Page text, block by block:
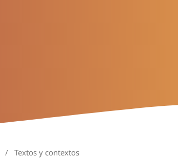
/ Textos y contextos